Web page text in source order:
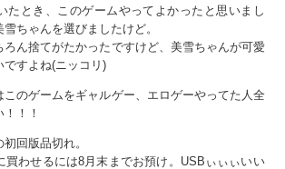
たとき、このゲームやってよかったと思いまし
ちゃんを選びましたけど。
ろん捨てがたかったですけど、美雪ちゃんが可愛
ですよね(ニッコリ)
このゲームをギャルゲー、エロゲーやってた人全
！！
回版品切れ。
買わせるには8月末までお預け。USBぃぃぃいい